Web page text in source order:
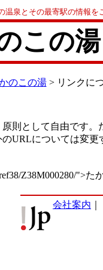
温泉とその最寄駅の情報を
この湯
のこの湯> リンクに
則として自由です
URLについては変
Z38M000280/">た
会社案内